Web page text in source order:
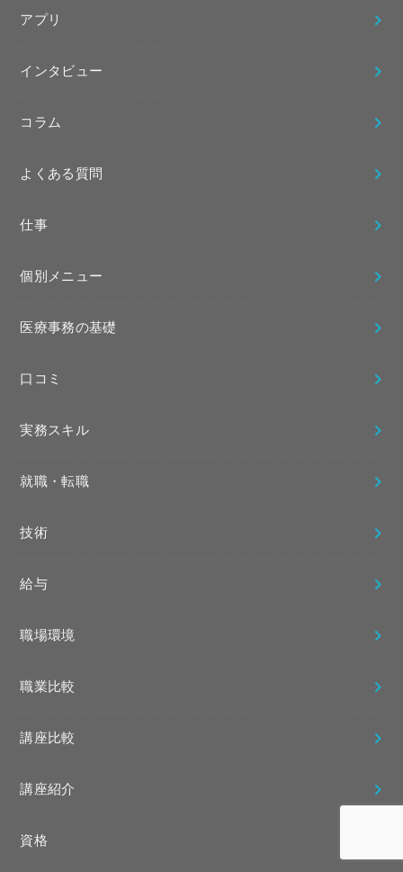
アプリ
インタビュー
コラム
よくある質問
仕事
個別メニュー
医療事務の基礎
口コミ
実務スキル
就職・転職
技術
給与
職場環境
職業比較
講座比較
講座紹介
資格